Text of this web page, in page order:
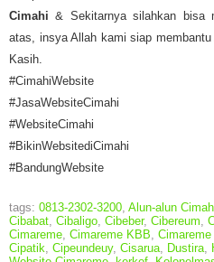
Cimahi & Sekitarnya silahkan bisa
atas, insya Allah kami siap
Kasih.
#CimahiWebsite
#JasaWebsiteCimahi
#WebsiteCimahi
#BikinWebsitediCimahi
#BandungWebsite
tags: 0813-2302-3200, Alun-alun
Cibabat, Cibaligo, Cibeber, Cibereum,
Cimareme, Cimareme KBB,
Cipatik, Cipeundeuy, Cisarua, Dustira,